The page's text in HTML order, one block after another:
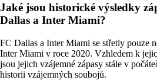
Jaké jsou historické výsledky
Dallas a Inter Miami?
FC Dallas a Inter Miami se střetly pouze
Inter Miami v roce 2020. Vzhledem k
jsou jejich vzájemné zápasy stále v
historii vzájemných soubojů.